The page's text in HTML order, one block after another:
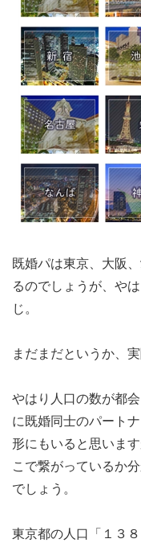
既婚パは東京、大阪
るのでしょうが、や
じ。
まだまだというか、
やはり人口の数が都
に既婚同士のパート
形にもいると思いま
こで繋がっているか
でしょう。
東京都の人口「１３